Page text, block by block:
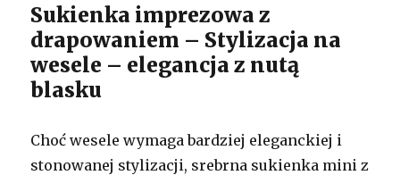
Sukienka imprezowa z
drapowaniem – Stylizacja na
wesele – elegancja z nutą
blasku
Choć wesele wymaga bardziej eleganckiej i
stonowanej stylizacji, srebrna sukienka mini z